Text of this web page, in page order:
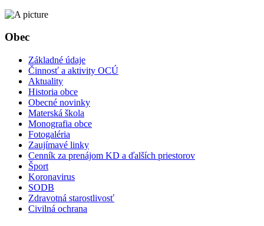
Obec
Základné údaje
Činnosť a aktivity OCÚ
Aktuality
Historia obce
Obecné novinky
Materská škola
Monografia obce
Fotogaléria
Zaujímavé linky
Cenník za prenájom KD a ďalších priestorov
Šport
Koronavirus
SODB
Zdravotná starostlivosť
Civilná ochrana